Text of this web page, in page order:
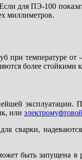
для ПЭ-100
миллиметров.
при температуре от
более стойкими
эксплуатации.
или
сварки,
быть запущена в